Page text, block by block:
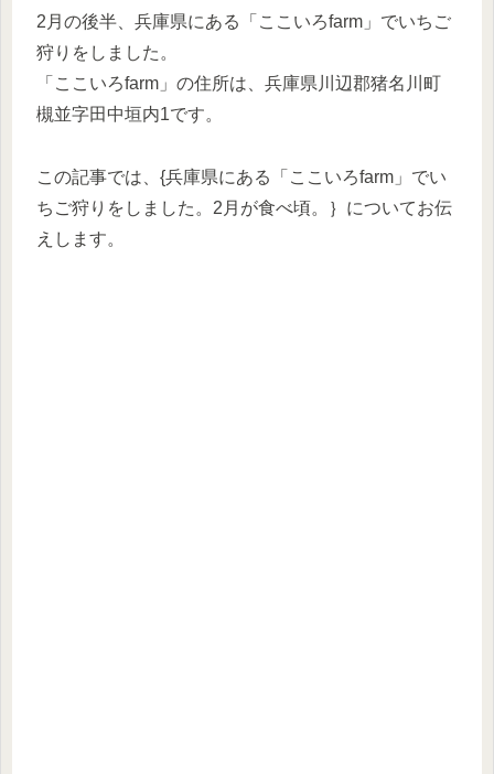
2月の後半、兵庫県にある「ここいろfarm」でいちご
狩りをしました。
「ここいろfarm」の住所は、兵庫県川辺郡猪名川町
槻並字田中垣内1です。
この記事では、{兵庫県にある「ここいろfarm」でい
ちご狩りをしました。2月が食べ頃。｝についてお伝
えします。